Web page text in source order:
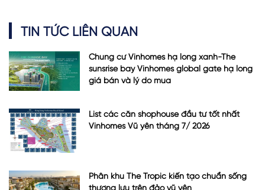
TIN TỨC LIÊN QUAN
Chung cư Vinhomes hạ long xanh-The
sunsrise bay Vinhomes global gate hạ long
giá bán và lý do mua
List các căn shophouse đầu tư tốt nhất
Vinhomes Vũ yên tháng 7/ 2026
Phân khu The Tropic kiến tạo chuẩn sống
thượng lưu trên đảo vũ yên